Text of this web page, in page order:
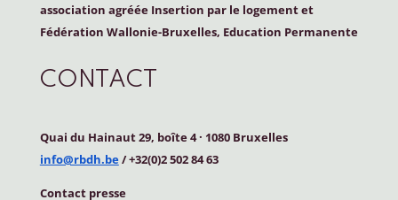
association agréée Insertion par le logement et
Fédération Wallonie-Bruxelles, Education Permanente
CONTACT
Quai du Hainaut 29, boîte 4· 1080 Bruxelles
info@rbdh.be/ +32(0)2 502 84 63
Contact presse